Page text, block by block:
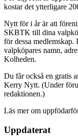
kostar det ytterligare
Nytt för i år är att
SKBTK till dina
för dessa medlemskap.
valpköpares namn,
Kolheden.
Du får också en gratis
Kerry Nytt. (Under
redaktionen.)
Läs mer om
Uppdaterat